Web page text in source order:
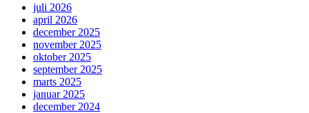
juli 2026
april 2026
december 2025
november 2025
oktober 2025
september 2025
marts 2025
januar 2025
december 2024